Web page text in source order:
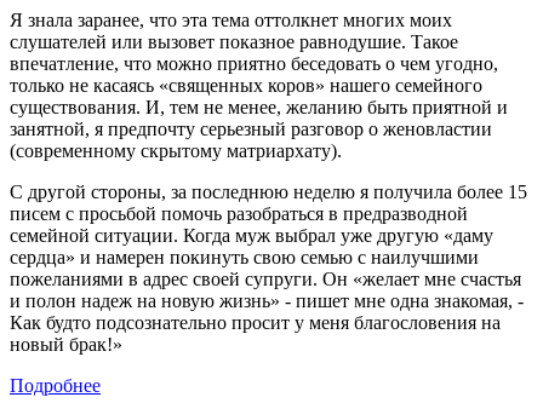
Я знала заранее, что эта тема оттолкнет многих моих
слушателей или вызовет показное равнодушие. Такое
впечатление, что можно приятно беседовать о чем угодно,
только не касаясь «священных коров» нашего семейного
существования. И, тем не менее, желанию быть приятной и
занятной, я предпочту серьезный разговор о женовластии
(современному скрытому матриархату).
С другой стороны, за последнюю неделю я получила более 15
писем с просьбой помочь разобраться в предразводной
семейной ситуации. Когда муж выбрал уже другую «даму
сердца» и намерен покинуть свою семью с наилучшими
пожеланиями в адрес своей супруги. Он «желает мне счастья
и полон надеж на новую жизнь» - пишет мне одна знакомая, -
Как будто подсознательно просит у меня благословения на
новый брак!»
Подробнее